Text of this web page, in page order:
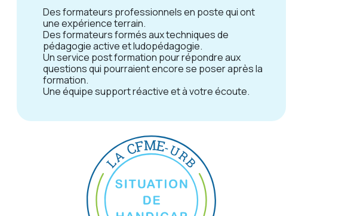
Des formateurs professionnels en poste qui ont
une expérience terrain.
Des formateurs formés aux techniques de
pédagogie active et ludopédagogie.
Un service post formation pour répondre aux
questions qui pourraient encore se poser après la
formation.
Une équipe support réactive et à votre écoute.